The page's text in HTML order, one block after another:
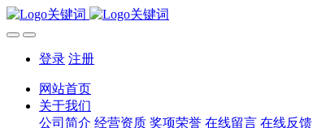
登录 注册
网站首页
关于我们
公司简介 经营资质 奖项荣誉 在线留言 在线反馈